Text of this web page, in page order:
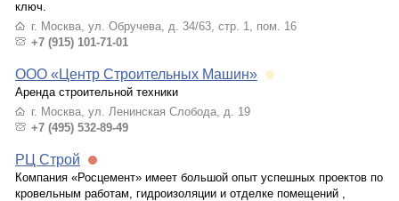
ключ.
г. Москва, ул. Обручева, д. 34/63, стр. 1, пом. 16
+7 (915) 101-71-01
ООО «Центр Строительных Машин»
Аренда строительной техники
г. Москва, ул. Ленинская Слобода, д. 19
+7 (495) 532-89-49
РЦ Строй
Компания «Росцемент» имеет большой опыт успешных проектов по
кровельным работам, гидроизоляции и отделке помещений ,